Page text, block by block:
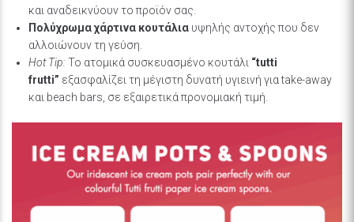
και αναδεικνύουν το προϊόν σας.
Πολύχρωμα χάρτινα κουτάλια υψηλής αντοχής που δεν
αλλοιώνουν τη γεύση.
Hot Tip:Το ατομικά συσκευασμένο κουτάλι “tutti
frutti” εξασφαλίζει τη μέγιστη δυνατή υγιεινή για take-away
και beach bars, σε εξαιρετικά προνομιακή τιμή.